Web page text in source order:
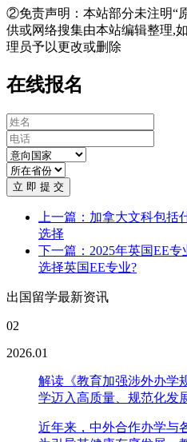
②免责声明：本站部分未注明“
供或网络搜集由本站编辑整理,
理员予以更改或删除
在线报名
立 即 提 交
上一篇：加拿大文科包
选择
下一篇：2025年英国EE
选择英国EE专业?
出国留学最新资讯
02
2026.01
解读《教育加强涉外办学
学迈入高质量、规范化发
近年来，中外合作办学与